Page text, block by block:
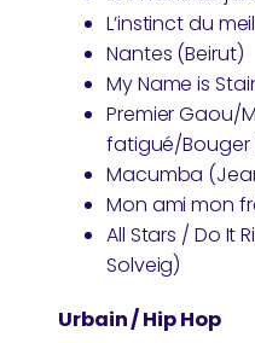
L’instinct du
Nantes (Beirut)
My Name is
Premier Gaou/
fatigué/Bouger
Macumba
Mon ami mon
All Stars / Do It
Solveig)
Urbain / Hip Hop